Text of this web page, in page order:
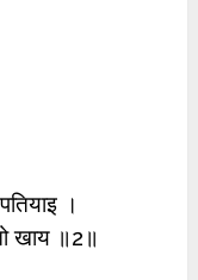
।
खाय ॥2॥